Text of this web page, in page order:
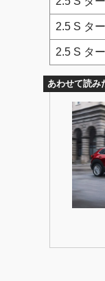
2.5 S タ
2.5 S タ
あわせて読み